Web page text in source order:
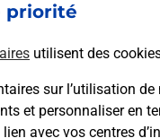
priorité
utilisent des
sur l’utilisation
et personnaliser en
avec vos centres